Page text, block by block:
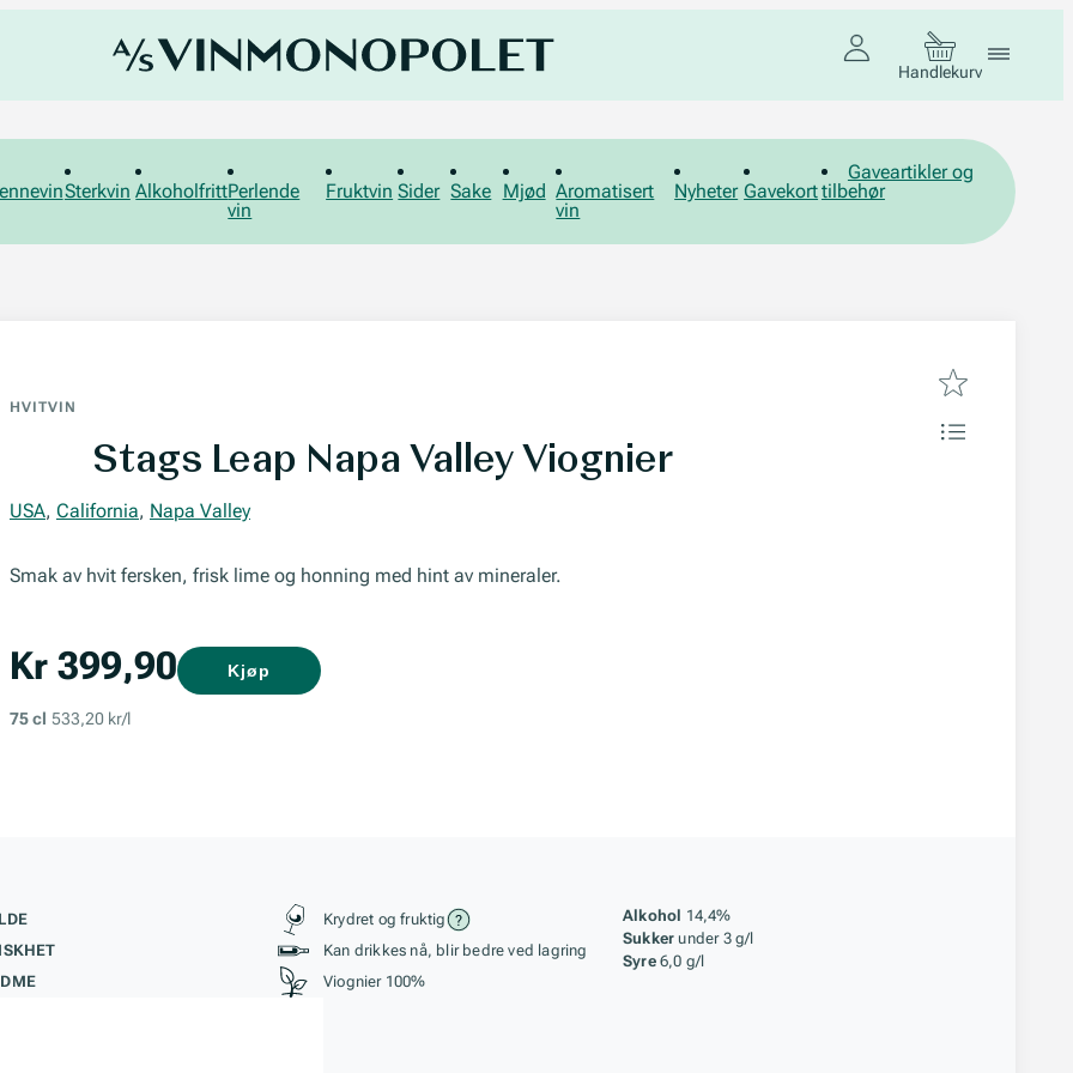
Handlekurv
Sterkvin AlkoholfrittPerlende
vin
Fruktvin Sider Sake Mjød Aromatisert
vin
Nyheter Gavekort
Gaveartikler og
tilbehør
HVITVIN
Stags Leap Napa Valley Viognier
USA, California, Napa Valley
Smak av hvit fersken, frisk lime og honning med hint av mineraler.
Kr 399,90
75 cl 533,20 kr/l
Kjøp
Stil, lagring og råstoff
Krydret og fruktig
Kan drikkes nå, blir bedre ved lagring
Viognier 100%
Alkohol 14,4%
Sukker under 3 g/l
Syre 6,0 g/l